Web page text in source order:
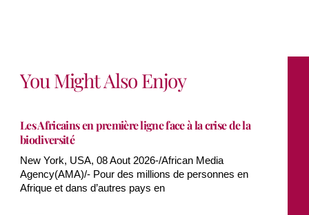
You Might Also Enjoy
Les Africains en première ligne face à la crise de la
biodiversité
New York, USA, 08 Aout 2026-/African Media
Agency(AMA)/- Pour des millions de personnes en
Afrique et dans d’autres pays en